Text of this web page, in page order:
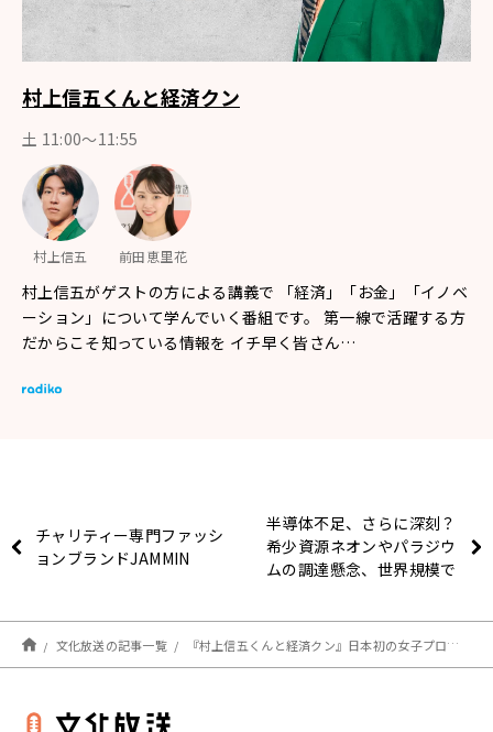
村上信五くんと経済クン
土 11:00～11:55
村上信五 前田恵里花
村上信五がゲストの方による講義で 「経済」「お金」「イノベ
ーション」について学んでいく番組です。 第一線で活躍する方
だからこそ知っている情報を イチ早く皆さん…
チャリティー専門ファッシ
ョンブランドJAMMIN
半導体不足、さらに深刻？
希少資源ネオンやパラジウ
ムの調達懸念、世界規模で
文化放送の記事一覧 『村上信五くんと経済クン』日本初の女子プロサッカーリーグ「WEリーグ」の経済